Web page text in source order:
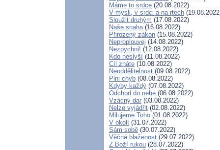
Máme to srdce (20.08.2022)
V mysli, v srdci a na rtech
Sloužit druhým (17.08.2022)
Naše snaha(16.08.2022)
Přirozený zákon (15.08.2022)
Neproplouvej (14.08.2022)
Nezpychni! (12.08.2022)
Kdo neslyší (11.08.2022)
Cíl znáte (10.08.2022)
Neoddělitelnost (09.08.2022)
Plni chyb (08.08.2022)
Kdyby každý (07.08.2022)
Odchod do nebe (06.08.2022)
Vzácný dar (03.08.2022)
Nelze vyjádřit (02.08.2022)
Milujeme Toho (01.08.2022)
V okolí (31.07.2022)
Sám sobě (30.07.2022)
Věčná blaženost (29.07.2022)
Z Boží rukou (28.07.2022)